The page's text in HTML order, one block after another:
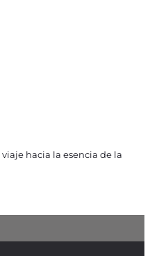
hacia la esencia de la